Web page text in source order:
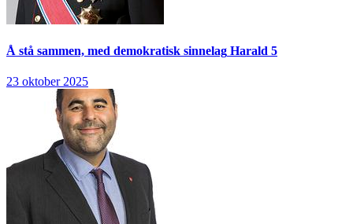
Å stå sammen, med demokratisk sinnelag Harald 5
23 oktober 2025